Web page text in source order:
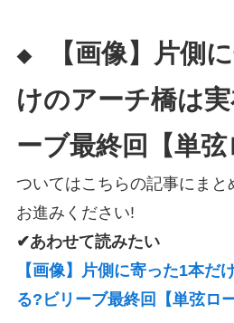
◆
【画像】片側
けのアーチ橋は
ーブ最終回【単弦
ついてはこちらの記事にまと
お進みください!
✔あわせて読みたい
【画像】片側に寄った1本だ
る?ビリーブ最終回【単弦ロ